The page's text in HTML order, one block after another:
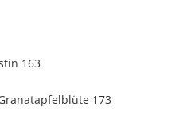
163
173